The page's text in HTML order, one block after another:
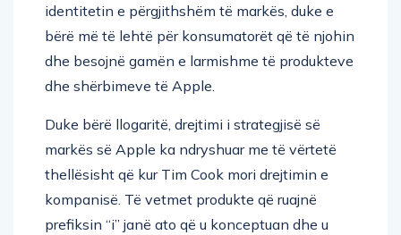
identitetin e përgjithshëm të markës, duke e
bërë më të lehtë për konsumatorët që të njohin
dhe besojnë gamën e larmishme të produkteve
dhe shërbimeve të Apple.
Duke bërë llogaritë, drejtimi i strategjisë së
markës së Apple ka ndryshuar me të vërtetë
thellësisht që kur Tim Cook mori drejtimin e
kompanisë. Të vetmet produkte që ruajnë
prefiksin “i” janë ato që u konceptuan dhe u